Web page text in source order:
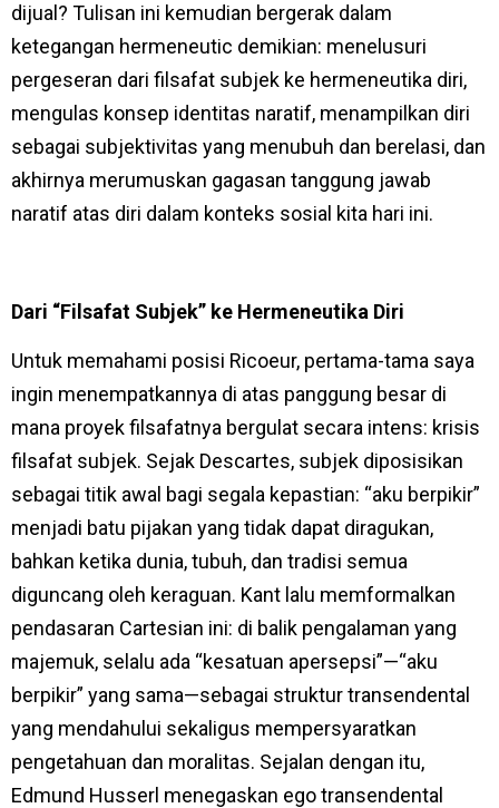
dijual? Tulisan ini kemudian bergerak dalam
ketegangan hermeneutic demikian: menelusuri
pergeseran dari filsafat subjek ke hermeneutika diri,
mengulas konsep identitas naratif, menampilkan diri
sebagai subjektivitas yang menubuh dan berelasi, dan
akhirnya merumuskan gagasan tanggung jawab
naratif atas diri dalam konteks sosial kita hari ini.
Dari “Filsafat Subjek” ke Hermeneutika Diri
Untuk memahami posisi Ricoeur, pertama-tama saya
ingin menempatkannya di atas panggung besar di
mana proyek filsafatnya bergulat secara intens: krisis
filsafat subjek. Sejak Descartes, subjek diposisikan
sebagai titik awal bagi segala kepastian: “aku berpikir”
menjadi batu pijakan yang tidak dapat diragukan,
bahkan ketika dunia, tubuh, dan tradisi semua
diguncang oleh keraguan. Kant lalu memformalkan
pendasaran Cartesian ini: di balik pengalaman yang
majemuk, selalu ada “kesatuan apersepsi”—“aku
berpikir” yang sama—sebagai struktur transendental
yang mendahului sekaligus mempersyaratkan
pengetahuan dan moralitas. Sejalan dengan itu,
Edmund Husserl menegaskan ego transendental